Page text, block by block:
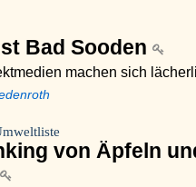
Bad Sooden
machen sich
von Äpfeln